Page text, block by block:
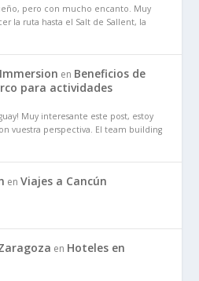
pero con mucho encanto. Muy
la ruta hasta el Salt de Sallent, la
en Beneficios de
para actividades
Muy interesante este post, estoy
vuestra perspectiva. El team building
enViajes a Cancún
en Hoteles en